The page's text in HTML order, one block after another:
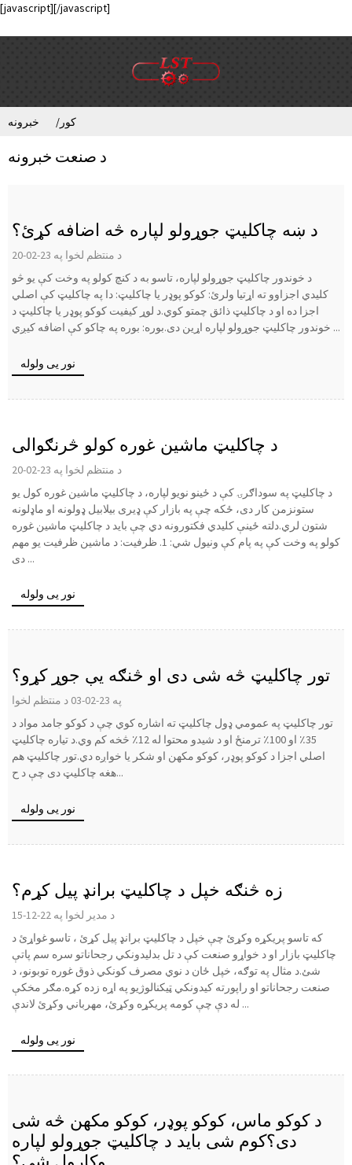
[javascript][/javascript]
کور خبرونه
د صنعت خبرونه
د ښه چاکلیټ جوړولو لپاره څه اضافه کړئ؟
د منتظم لخوا په 23-02-20
د خوندور چاکلیټ جوړولو لپاره، تاسو به د کنچ کولو په وخت کې یو څو
کلیدي اجزاوو ته اړتیا ولرئ: کوکو پوډر یا چاکلیټ: دا په چاکلیټ کې اصلي
اجزا ده او د چاکلیټ ذائق چمتو کوي.د لوړ کیفیت کوکو پوډر یا چاکلیټ د
خوندور چاکلیټ جوړولو لپاره اړین دی.بوره: بوره په چاکو کې اضافه کیږي ...
نور یی ولوله
د چاکلیټ ماشین غوره کولو څرنګوالی
د منتظم لخوا په 23-02-20
د چاکلیټ په سوداګرۍ کې د ځینو نویو لپاره، د چاکلیټ ماشین غوره کول یو
ستونزمن کار دی، ځکه چې په بازار کې ډیری بیلابیل ډولونه او ماډلونه
شتون لري.دلته ځینې کلیدي فکتورونه دي چې باید د چاکلیټ ماشین غوره
کولو په وخت کې په پام کې ونیول شي: 1. ظرفیت: د ماشین ظرفیت یو مهم
دی ...
نور یی ولوله
تور چاکلیټ څه شی دی او څنګه یې جوړ کړو؟
په 23-02-03 د منتظم لخوا
تور چاکلیټ په عمومي ډول چاکلیټ ته اشاره کوي چې د کوکو جامد مواد د
35٪ او 100٪ ترمنځ او د شیدو محتوا له 12٪ څخه کم وي.د تیاره چاکلیټ
اصلي اجزا د کوکو پوډر، کوکو مکھن او شکر یا خواږه دي.تور چاکلیټ هم
هغه چاکلیټ دی چې د ح...
نور یی ولوله
زه څنګه خپل د چاکلیټ برانډ پیل کړم؟
د مدیر لخوا په 22-12-15
که تاسو پریکړه وکړئ چې خپل د چاکلیټ برانډ پیل کړئ ، تاسو غواړئ د
چاکلیټ بازار او د خواړو صنعت کې د تل بدلیدونکي رجحاناتو سره سم پاتې
شئ.د مثال په توګه، خپل ځان د نوي مصرف کونکي ذوق غوره توبونو، د
صنعت رجحاناتو او راپورته کیدونکي ټیکنالوژیو په اړه زده کړه.مګر مخکې
له دې چې کومه پریکړه وکړئ، مهرباني وکړئ لاندې ...
نور یی ولوله
د کوکو ماس، کوکو پوډر، کوکو مکھن څه شی
دی؟کوم شی باید د چاکلیټ جوړولو لپاره